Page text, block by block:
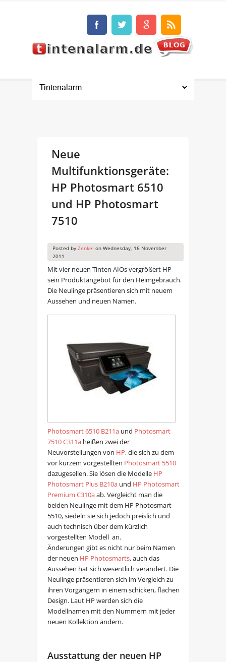
Neue
Multifunktionsgeräte:
HP Photosmart 6510
und HP Photosmart
7510
Posted by Zenkel on Wednesday, 16 November
2011
Mit vier neuen Tinten AIOs vergrößert HP
sein Produktangebot für den Heimgebrauch.
Die Neulinge präsentieren sich mit neuem
Aussehen und neuen Namen.
Photosmart 6510 B211aund Photosmart
7510 C311aheißen zwei der
Neuvorstellungen von HP, die sich zu dem
vor kurzem vorgestellten Photosmart 5510
dazugesellen. Sie lösen die Modelle HP
Photosmart Plus B210aund HP Photosmart
Premium C310aab. Vergleicht man die
beiden Neulinge mit dem HP Photosmart
5510, siedeln sie sich jedoch preislich und
auch technisch über dem kürzlich
vorgestellten Modell an.
Änderungen gibt es nicht nur beim Namen
der neuen HP Photosmarts, auch das
Aussehen hat sich wesentlich verändert. Die
Neulinge präsentieren sich im Vergleich zu
ihren Vorgängern in einem schicken, flachen
Design. Laut HP werden sich die
Modellnamen mit den Nummern mit jeder
neuen Kollektion ändern.
Ausstattung der neuen HP